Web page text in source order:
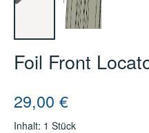
Foil Front
Regulärer Preis:
29,00 €
Inhalt: 1 Stück